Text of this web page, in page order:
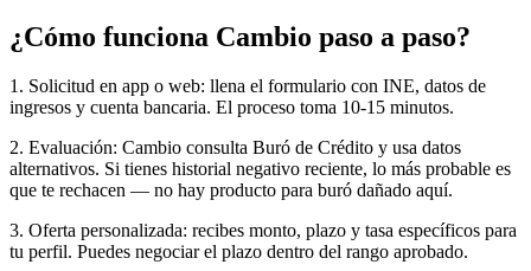
¿Cómo funciona Cambio paso a paso?
1. Solicitud en app o web: llena el formulario con INE, datos de
ingresos y cuenta bancaria. El proceso toma 10-15 minutos.
2. Evaluación: Cambio consulta Buró de Crédito y usa datos
alternativos. Si tienes historial negativo reciente, lo más probable es
que te rechacen — no hay producto para buró dañado aquí.
3. Oferta personalizada: recibes monto, plazo y tasa específicos para
tu perfil. Puedes negociar el plazo dentro del rango aprobado.